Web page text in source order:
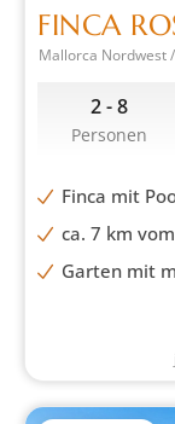
FINCA
Mallorca Nordwest
2 - 8
Personen
Finca mit
ca. 7 km
Garten mit